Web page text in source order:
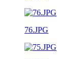
76.JPG